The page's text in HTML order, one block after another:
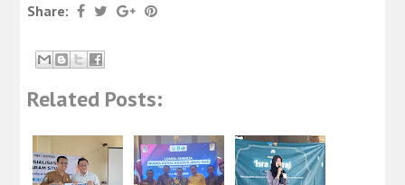
Share:
Related Posts: